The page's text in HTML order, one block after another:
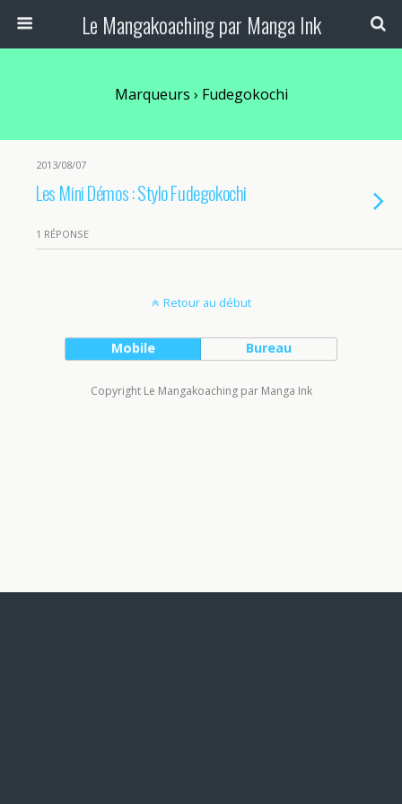
Le Mangakoaching par Manga Ink
Marqueurs › Fudegokochi
2013/08/07
Les Mini Démos : Stylo Fudegokochi
1 RÉPONSE
Retour au début
Mobile Bureau
Copyright Le Mangakoaching par Manga Ink